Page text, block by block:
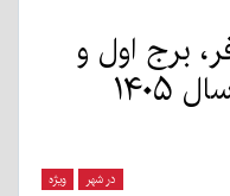
برج اول و
هلال‌احمر تا نیمه اول سال ۱۴۰۵
در شهر ویژه